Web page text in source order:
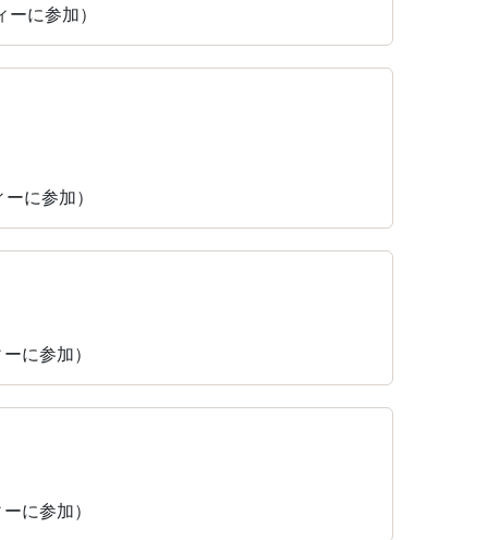
に参加）
に参加）
に参加）
に参加）